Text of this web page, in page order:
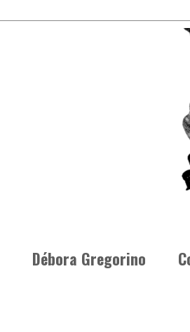
Débora Gregorino